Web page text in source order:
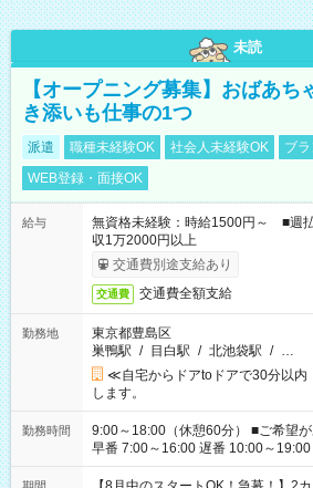
未読
【オープニング募集】おばあち
き添いも仕事の1つ
派遣 職種未経験OK 社会人未経験OK
ブ
WEB登録・面接OK
給与
無資格未経験：時給1500円～ ■
収1万2000円以上
交通費別途支給あり
交通費 交通費全額支給
勤務地
東京都豊島区
巣鴨駅 / 目白駅 / 北池袋駅 / …
≪自宅からドアtoドアで30分以
します。
勤務時間
9:00～18:00（休憩60分） ■ご希望があれば下記シフトもOK！
早番 7:00～16:00 遅番 10:00～19:00 夜
と休みを合わせたい」 「余裕を持
「できれば残業はしたくない」 な